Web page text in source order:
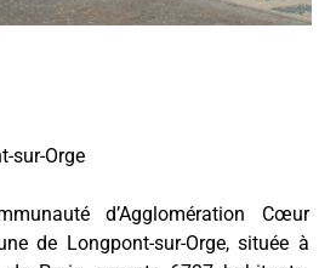
sur-Orge
d’Agglomération Cœur
de Longpont-sur-Orge, située à